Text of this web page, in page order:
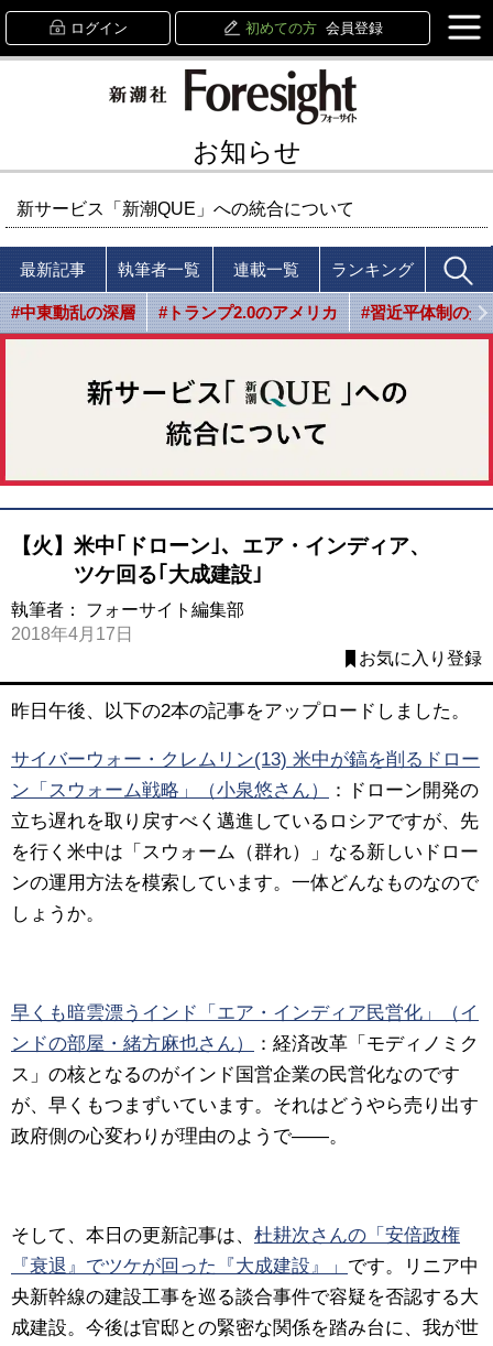
ログイン 初めての方 会員登録
お知らせ
新サービス「新潮QUE」への統合について
最新記事 執筆者一覧 連載一覧 ランキング
#中東動乱の深層 #トランプ2.0のアメリカ #習近平体制の光
【火】米中｢ドローン｣、エア・インディア、
ツケ回る｢大成建設｣
執筆者： フォーサイト編集部
2018年4月17日
お気に入り登録
昨日午後、以下の2本の記事をアップロードしました。
サイバーウォー・クレムリン(13) 米中が鎬を削るドロー
ン「スウォーム戦略」（小泉悠さん）
：ドローン開発の
立ち遅れを取り戻すべく邁進しているロシアですが、先
を行く米中は「スウォーム（群れ）」なる新しいドロー
ンの運用方法を模索しています。一体どんなものなので
しょうか。
早くも暗雲漂うインド「エア・インディア民営化」（イ
ンドの部屋・緒方麻也さん）
：経済改革「モディノミク
ス」の核となるのがインド国営企業の民営化なのです
が、早くもつまずいています。それはどうやら売り出す
政府側の心変わりが理由のようで――。
そして、本日の更新記事は、 杜耕次さんの「安倍政権
『衰退』でツケが回った『大成建設』」 です。リニア中
央新幹線の建設工事を巡る談合事件で容疑を否認する大
成建設。今後は官邸との緊密な関係を踏み台に、我が世